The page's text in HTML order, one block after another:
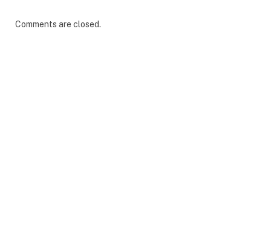
Comments are closed.